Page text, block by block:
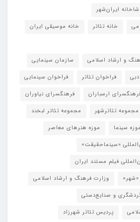
ایران‌شهر
خانه تئاتر
خانه موسیقی ایران
و ارشاد اسلامی
سازمان سینمایی
فراخوان تئاتر
فراخوان سینمایی
ارسباران
فرهنگسرای نیاوران
مجموعه تئاترشهر
مجموعه تئاتر لبخند
موزه سینما
موزه هنرهای معاصر
«سینماحقیقت»
فیلم مستند ایران
«شهر»
وزارت فرهنگ و ارشاد اسلامی
و صنایع‌دستی
پردیس تئاتر شهرزاد